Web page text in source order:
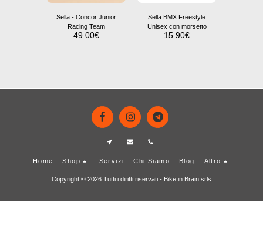
Sella - Concor Junior
Racing Team
49.00€
Sella BMX Freestyle
Unisex con morsetto
15.90€
Home Shop Servizi Chi Siamo Blog Altro
Copyright © 2026 Tutti i diritti riservati - Bike in Brain srls